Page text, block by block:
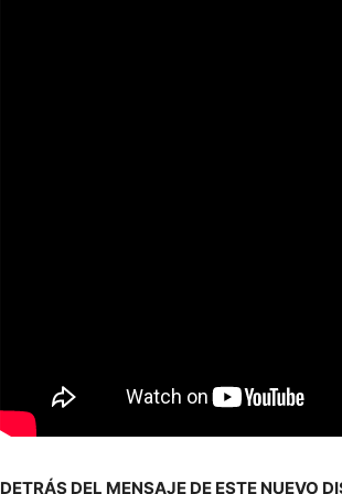
DETRÁS DEL MENSAJE DE ESTE NUEVO